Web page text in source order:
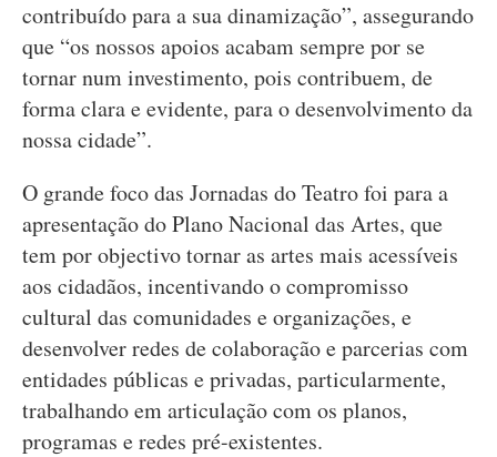
contribuído para a sua dinamização”, assegurando
que “os nossos apoios acabam sempre por se
tornar num investimento, pois contribuem, de
forma clara e evidente, para o desenvolvimento da
nossa cidade”.
O grande foco das Jornadas do Teatro foi para a
apresentação do Plano Nacional das Artes, que
tem por objectivo tornar as artes mais acessíveis
aos cidadãos, incentivando o compromisso
cultural das comunidades e organizações, e
desenvolver redes de colaboração e parcerias com
entidades públicas e privadas, particularmente,
trabalhando em articulação com os planos,
programas e redes pré-existentes.